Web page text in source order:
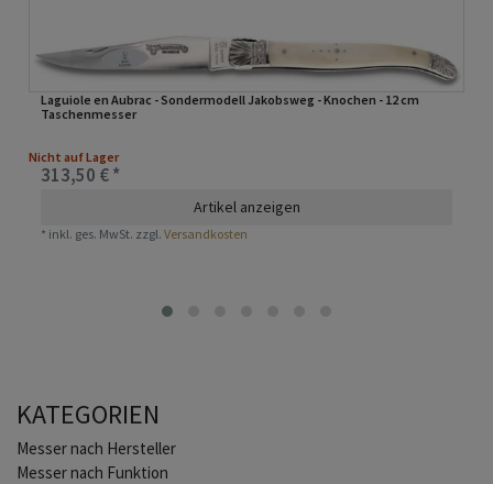
Laguiole en Aubrac - Sondermodell Jakobsweg - Knochen - 12 cm
Taschenmesser
Nicht auf Lager
313,50 € *
Artikel anzeigen
* inkl. ges. MwSt. zzgl.Versandkosten
KATEGORIEN
Home
Messer nach Hersteller
Messer nach Funktion